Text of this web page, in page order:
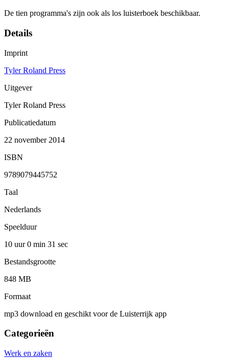
De tien programma's zijn ook als los luisterboek beschikbaar.
Details
Imprint
Tyler Roland Press
Uitgever
Tyler Roland Press
Publicatiedatum
22 november 2014
ISBN
9789079445752
Taal
Nederlands
Speelduur
10 uur 0 min 31 sec
Bestandsgrootte
848 MB
Formaat
mp3 download en geschikt voor de Luisterrijk app
Categorieën
Werk en zaken